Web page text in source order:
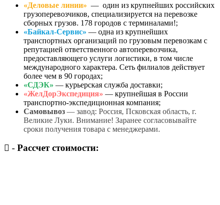
«Деловые линии» — один из крупнейших российских
грузоперевозчиков, специализируется на перевозке
сборных грузов. 178 городов с терминалами!;
«Байкал-Сервис» — одна из крупнейших
транспортных организаций по грузовым перевозкам с
репутацией ответственного автоперевозчика,
предоставляющего услуги логистики, в том числе
международного характера. Сеть филиалов действует
более чем в 90 городах;
«СДЭК» — курьерская служба доставки;
«ЖелДорЭкспедиция» — крупнейшая в России
транспортно-экспедиционная компания;
Самовывоз — завод: Россия, Псковская область, г.
Великие Луки. Внимание! Заранее согласовывайте
сроки получения товара с менеджерами.
- Рассчет стоимости: